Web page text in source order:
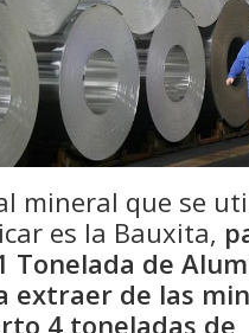
mineral que se
es la Bauxita,
Tonelada de
extraer de las
4 toneladas de